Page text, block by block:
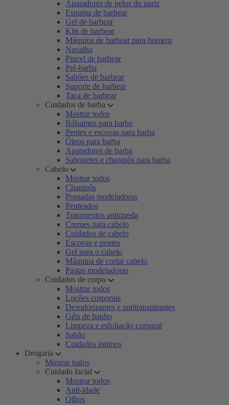
Aparadores de pelos do nariz
Espuma de barbear
Gel de barbear
Kits de barbear
Máquina de barbear para homem
Navalha
Pincel de barbear
Pré-barba
Sabões de barbear
Suporte de barbear
Taça de barbear
Cuidados de barba
Mostrar todos
Bálsamos para barba
Pentes e escovas para barba
Óleos para barba
Aparadores de barba
Sabonetes e champôs para barba
Cabelo
Mostrar todos
Champôs
Pomadas modeladoras
Penteados
Tratamentos antiqueda
Cremes para cabelo
Cuidados de cabelo
Escovas e pentes
Gel para o cabelo
Máquina de cortar cabelo
Pastas modeladoras
Cuidados de corpo
Mostrar todos
Loções corporais
Desodorizantes e antitranspirantes
Géis de banho
Limpeza e esfoliação corporal
Sabão
Cuidados íntimos
Drogaria
Mostrar todos
Cuidado facial
Mostrar todos
Anti-idade
Olhos